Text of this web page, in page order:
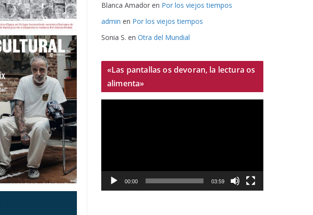
Blanca Amador en Por los viejos tiempos
admin en Por los viejos tiempos
Sonia S. en Otra del Mundial
«Las pantallas os devoran, la lectura os
alimenta»
c
00:00 03:59